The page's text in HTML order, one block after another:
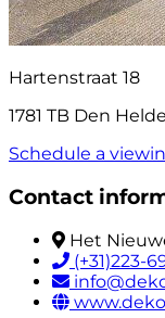
Hartenstraat 18
1781 TB Den
Schedule a
Contact
Het
(+31)223-